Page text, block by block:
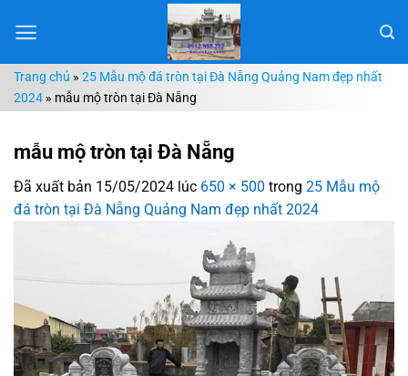
đến
dungTrang chủ » 25 Mẫu mộ đá tròn tại Đà Nẵng Quảng Nam đẹp nhất
2024 » mẫu mộ tròn tại Đà Nẵng
mẫu mộ tròn tại Đà Nẵng
Đã xuất bản 15/05/2024 lúc 650 × 500 trong 25 Mẫu mộ
đá tròn tại Đà Nẵng Quảng Nam đẹp nhất 2024